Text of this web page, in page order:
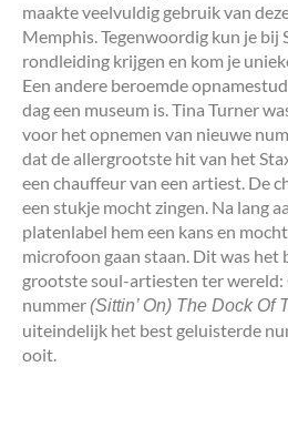
maakte veelvuldig gebruik van
Memphis. Tegenwoordig kun je bij
rondleiding krijgen en kom je
Een andere beroemde
dag een museum is. Tina Turner
voor het opnemen van nieuwe
dat de allergrootste hit van het
een chauffeur van een artiest. De
een stukje mocht zingen. Na lang
platenlabel hem een kans en
microfoon gaan staan. Dit was het
grootste soul-artiesten ter wereld:
nummer(Sittin’ On) The Dock Of
uiteindelijk het best geluisterde
ooit.